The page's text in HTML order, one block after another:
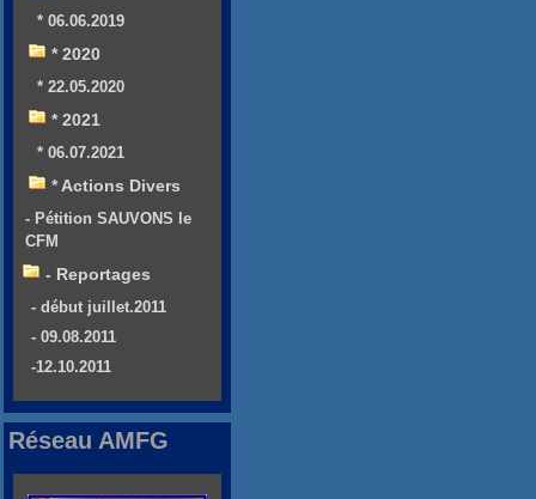
* 06.06.2019
* 2020
* 22.05.2020
* 2021
* 06.07.2021
* Actions Divers
- Pétition SAUVONS le
CFM
- Reportages
- début juillet.2011
- 09.08.2011
-12.10.2011
Réseau AMFG